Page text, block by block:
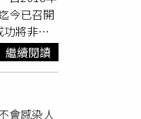
掩埋的方
場爆發
豬處理有
若屍水滲
要加消
今已召開
將非洲
，驗出非洲
議。卓榮
計畫，
繼續閱讀
會感染人